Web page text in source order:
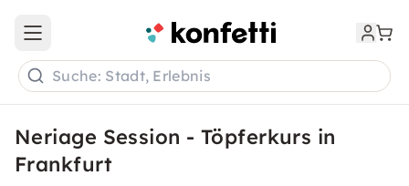
Open main menu
Suche: Stadt, Erlebnis
Neriage Session - Töpferkurs in
Frankfurt